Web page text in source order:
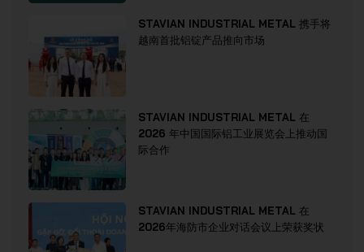
STAVIAN INDUSTRIAL METAL 携手将
越南首批铝锭产品推向市场
STAVIAN INDUSTRIAL METAL 在
2026 年中国国际铝工业展览会上推动国
际合作
STAVIAN INDUSTRIAL METAL 在
2026年海防市企业对话会议上荣获奖状